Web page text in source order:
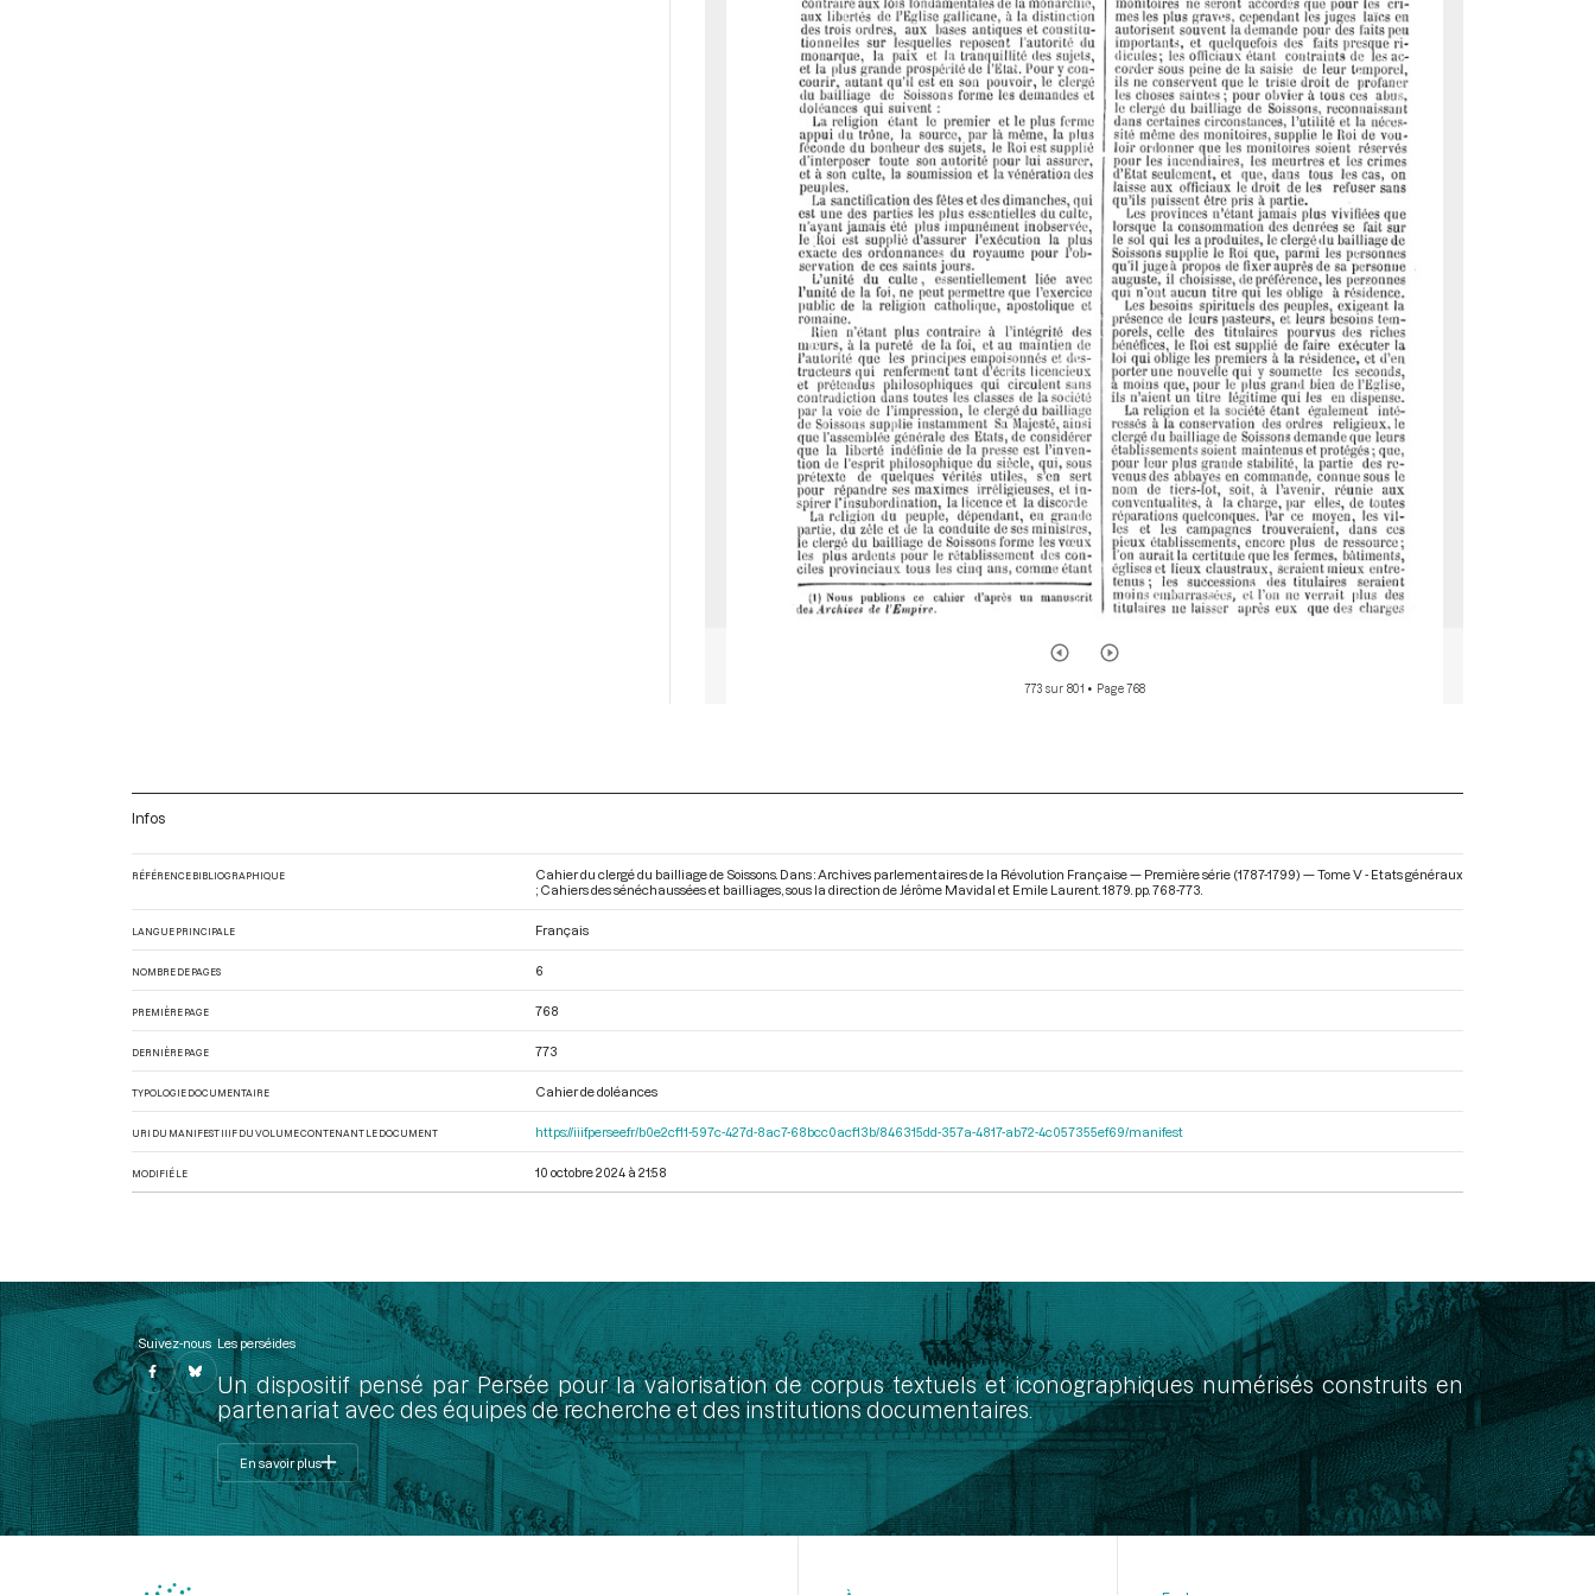
773 sur 801 • Page 768
Infos
RÉFÉRENCE BIBLIOGRAPHIQUE
Cahier du clergé du bailliage de Soissons. Dans : Archives parlementaires de la Révolution Française — Première série (1787-1799) — Tome V - Etats généraux
; Cahiers des sénéchaussées et bailliages, sous la direction de Jérôme Mavidal et Emile Laurent. 1879. pp. 768-773.
LANGUE PRINCIPALE Français
NOMBRE DE PAGES 6
PREMIÈRE PAGE 768
DERNIÈRE PAGE 773
TYPOLOGIE DOCUMENTAIRE Cahier de doléances
URI DU MANIFEST IIIF DU VOLUME CONTENANT LE DOCUMENT https://iiif.persee.fr/b0e2cf11-597c-427d-8ac7-68bcc0acf13b/846315dd-357a-4817-ab72-4c057355ef69/manifest
MODIFIÉ LE 10 octobre 2024 à 21:58
Suivez-nous Les perséides
Un dispositif pensé par Persée pour la valorisation de corpus textuels et iconographiques numérisés construits en
partenariat avec des équipes de recherche et des institutions documentaires.
En savoir plus